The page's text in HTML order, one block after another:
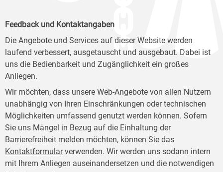
Feedback und Kontaktangaben
Die Angebote und Services auf dieser Website werden
laufend verbessert, ausgetauscht und ausgebaut. Dabei ist
uns die Bedienbarkeit und Zugänglichkeit ein großes
Anliegen.
Wir möchten, dass unsere Web-Angebote von allen Nutzern
unabhängig von Ihren Einschränkungen oder technischen
Möglichkeiten umfassend genutzt werden können. Sofern
Sie uns Mängel in Bezug auf die Einhaltung der
Barrierefreiheit melden möchten, können Sie das
Kontaktformularverwenden. Wir werden uns sodann intern
mit Ihrem Anliegen auseinandersetzen und die notwendigen